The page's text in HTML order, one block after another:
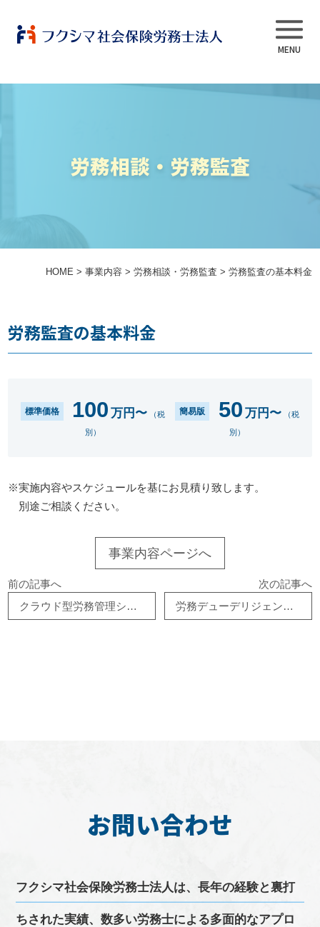
当法人について
よくある質問
お知らせ
事務所だより
CONTACT
労務相談・労務監査
HOME > 事業内容 > 労務相談・労務監査 > 労務監査の基本料金
労務監査の基本料金
標準価格 100 万円〜 （税
別）
簡易版 50 万円〜 （税
別）
※実施内容やスケジュールを基にお見積り致します。
別途ご相談ください。
事業内容ページへ
前の記事へ
クラウド型労務管理システム（労務監査クラウド）
次の記事へ
労務デューデリジェンスの項目
お問い合わせ
フクシマ社会保険労務士法人は、長年の経験と裏打
ちされた実績、数多い労務士による多面的なアプロ